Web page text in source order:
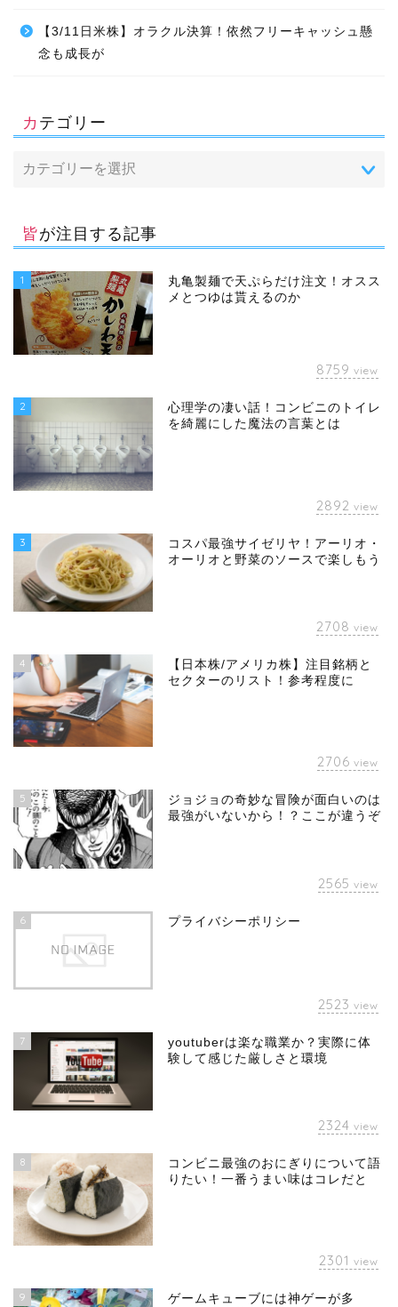
【3/11日米株】オラクル決算！依然フリーキャッシュ懸
念も成長が
カテゴリー
皆が注目する記事
1
丸亀製麺で天ぷらだけ注文！オスス
メとつゆは貰えるのか
8759 view
2
心理学の凄い話！コンビニのトイレ
を綺麗にした魔法の言葉とは
2892 view
3
コスパ最強サイゼリヤ！アーリオ・
オーリオと野菜のソースで楽しもう
2708 view
4
【日本株/アメリカ株】注目銘柄と
セクターのリスト！参考程度に
2706 view
5
ジョジョの奇妙な冒険が面白いのは
最強がいないから！？ここが違うぞ
2565 view
6 プライバシーポリシー
2523 view
7
youtuberは楽な職業か？実際に体
験して感じた厳しさと環境
2324 view
8
コンビニ最強のおにぎりについて語
りたい！一番うまい味はコレだと
2301 view
9
ゲームキューブには神ゲーが多